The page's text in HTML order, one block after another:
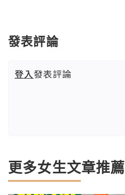
發表評論
登入發表評論
更多女生文章推薦